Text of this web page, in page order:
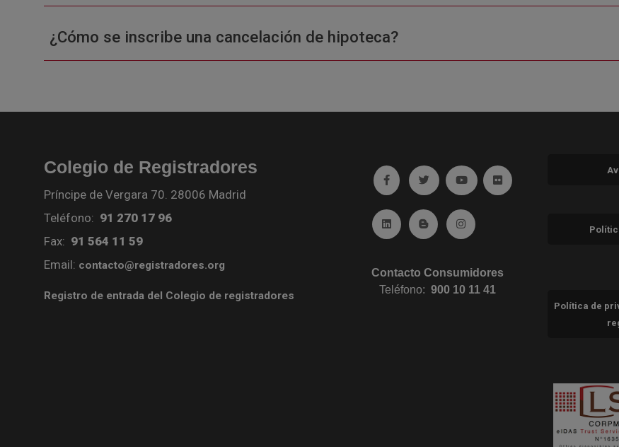
¿Cómo se inscribe una cancelación de hipoteca?
Colegio de Registradores
Príncipe de Vergara 70. 28006 Madrid
Teléfono: 91 270 17 96
Fax: 91 564 11 59
Email: contacto@registradores.org
Registro de entrada del Colegio de registradores
Ir a facebook (abre en ventana nueva)
Ir a twitter (abre en ventana nueva)
Ir a YouTube (abre en ventana
Ir a Flickr (abre en
Ir a Linkedin (abre en ventana nueva)
Ir al Blog (abre en ventana nueva)
Ir a Instagram (abre en ventana
Contacto Consumidores
Teléfono:900 10 11 41
Política de